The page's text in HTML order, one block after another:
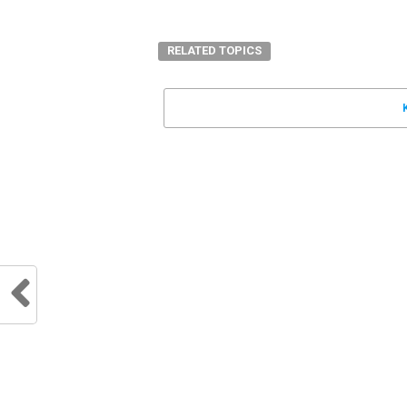
RELATED TOPICS